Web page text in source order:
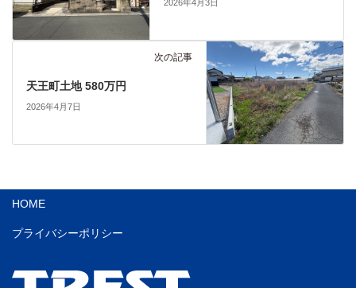
2026年4月3日
次の記事
天王町土地 580万円
2026年4月7日
HOME
プライバシーポリシー